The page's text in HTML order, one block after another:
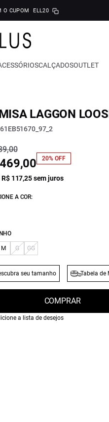
O CUPOM ELL20
CALÇADOSOUTLET
LAGGON
20% OFF
R$ 117,25 sem juros
A COR:
M G GG
seu tamanho Tabela de
COMPRAR
a lista de desejos